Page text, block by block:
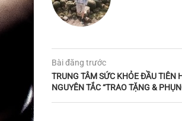
Bài đăng trước
TRUNG TÂM SỨC KHỎE ĐẦU TIÊN
NGUYÊN TẮC “TRAO TẶNG &